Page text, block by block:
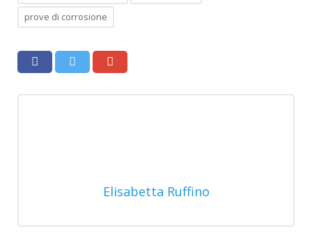
prove di corrosione
Elisabetta Ruffino